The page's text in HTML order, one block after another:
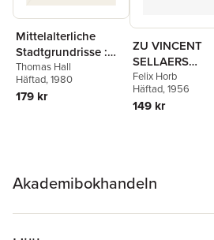
Mittelalterliche
Stadtgrundrisse :
Versuch einer
Übersicht der
Entwicklung in
Thomas Hall
Häftad, 1980
179 kr
ZU VINCENT
SELLAERS
EKLEKTIZISMUS
Felix Horb
Häftad, 1956
149 kr
Akademibokhandeln